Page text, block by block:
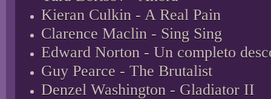
Kieran Culkin - A Real Pain
Clarence Maclin - Sing Sing
Edward Norton - Un completo
Guy Pearce - The Brutalist
Denzel Washington - Gladiator II